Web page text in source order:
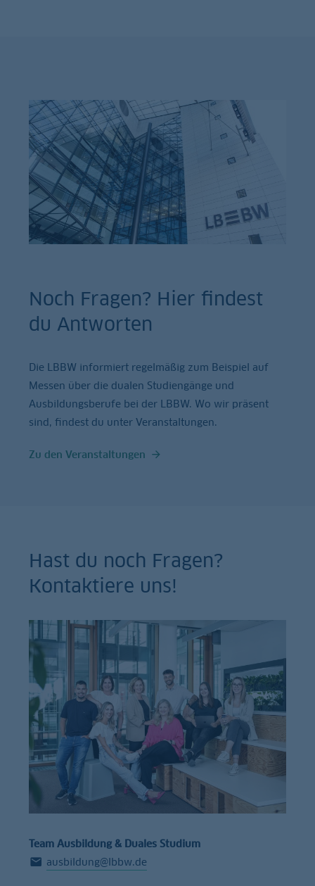
Noch Fragen? Hier findest
du Antworten
Die LBBW informiert regelmäßig zum Beispiel auf
Messen über die dualen Studiengänge und
Ausbildungsberufe bei der LBBW. Wo wir präsent
sind, findest du unter Veranstaltungen.
Zu den Veranstaltungen
Hast du noch Fragen?
Kontaktiere uns!
Team Ausbildung & Duales Studium
ausbildung@lbbw.de